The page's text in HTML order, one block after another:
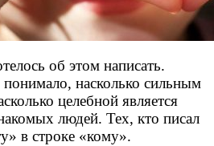
об этом написать.
насколько сильным
целебной является
людей. Тех, кто писал
в строке «кому».